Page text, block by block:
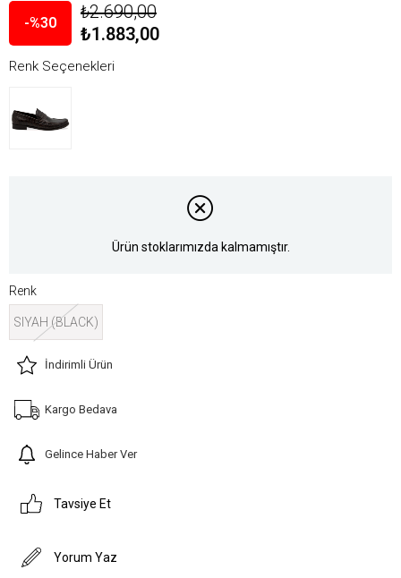
30
₺2.690,00
₺1.883,00
Renk Seçenekleri
Ürün stoklarımızda kalmamıştır.
Renk
SIYAH (BLACK)
İndirimli Ürün
Kargo Bedava
Gelince Haber Ver
Tavsiye Et
Yorum Yaz